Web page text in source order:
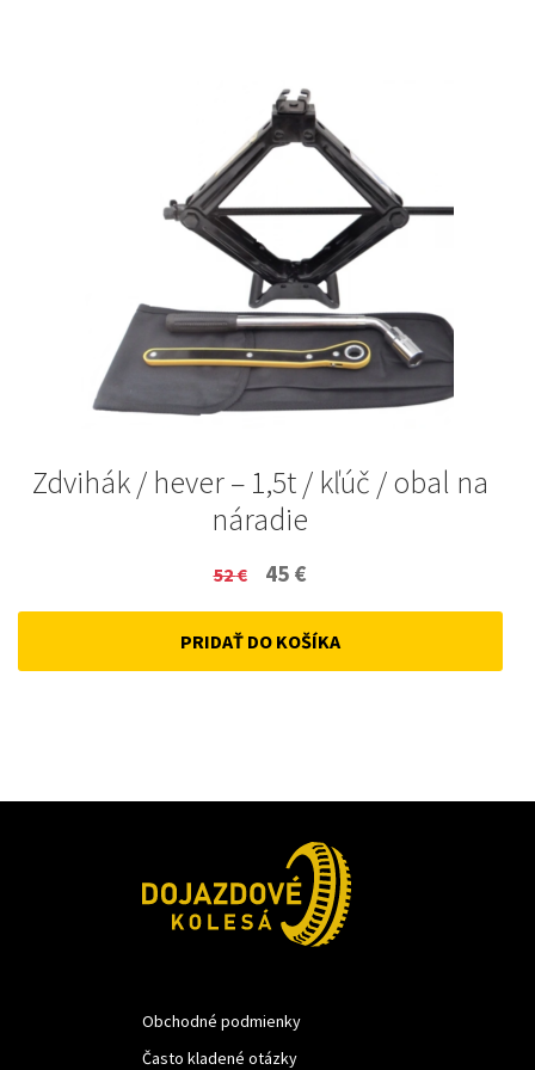
Zdvihák / hever – 1,5t / kľúč / obal na
náradie
52€
Original
price
was:
45 €
price
is:
PRIDAŤ DO KOŠÍKA
Obchodné podmienky
Často kladené otázky